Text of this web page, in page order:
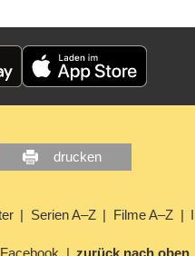
drucken
Serien A–Z Filme A–Z